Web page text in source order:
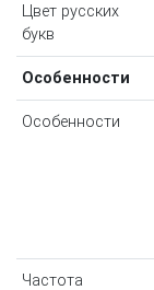
Цвет русских
букв
Особенности
Особенности
Частота